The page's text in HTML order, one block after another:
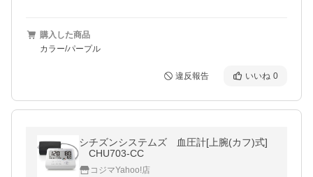
購入した商品
カラー/パープル
違反報告 いいね 0
シチズンシステムズ 血圧計[上腕(カフ)式]
CHU703-CC
コジマYahoo!店